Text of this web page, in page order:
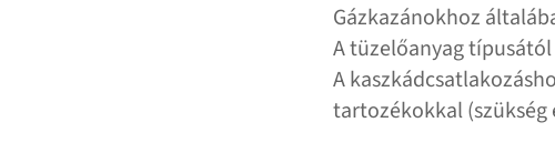
Gázkazánokhoz
A tüzelőanyag típusától
A
tartozékokkal (szükség